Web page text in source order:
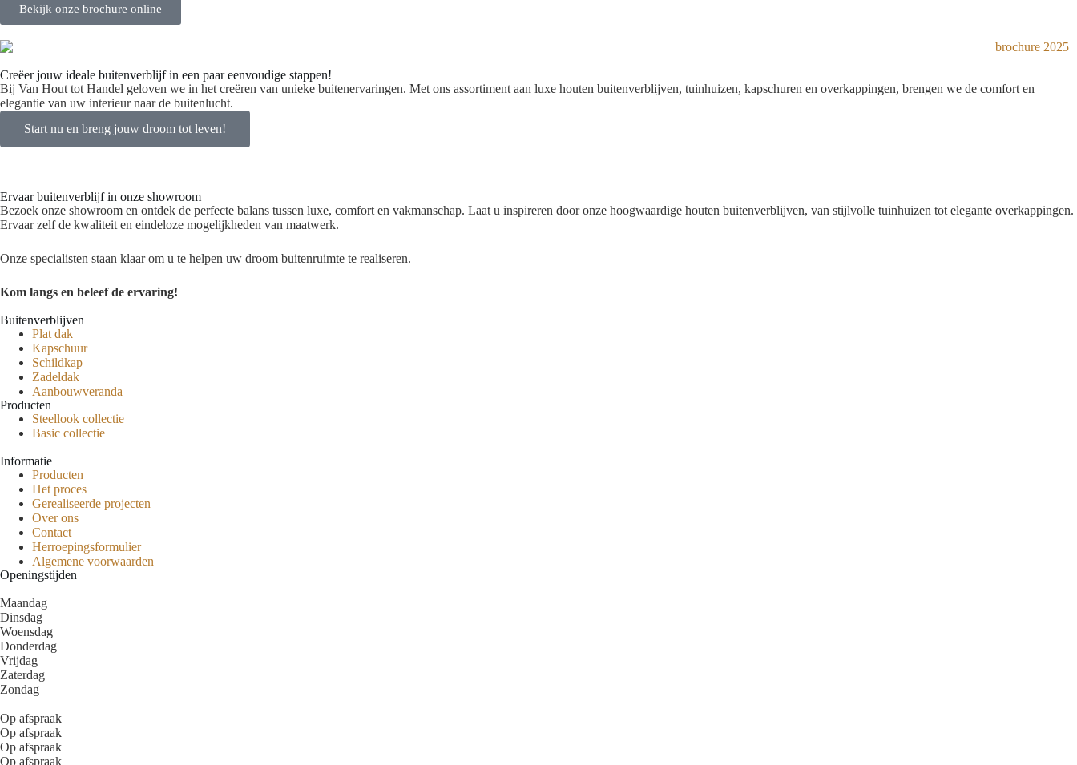
Bekijk onze brochure online
Creëer jouw ideale buitenverblijf in een paar eenvoudige stappen!
Bij Van Hout tot Handel geloven we in het creëren van unieke buitenervaringen. Met ons assortiment aan luxe houten buitenverblijven, tuinhuizen, kapschuren en overkappingen, brengen we de comfort en
elegantie van uw interieur naar de buitenlucht.
Start nu en breng jouw droom tot leven!
Ervaar buitenverblijf in onze showroom
Bezoek onze showroom en ontdek de perfecte balans tussen luxe, comfort en vakmanschap. Laat u inspireren door onze hoogwaardige houten buitenverblijven, van stijlvolle tuinhuizen tot elegante overkappingen.
Ervaar zelf de kwaliteit en eindeloze mogelijkheden van maatwerk.
Onze specialisten staan klaar om u te helpen uw droom buitenruimte te realiseren.
Kom langs en beleef de ervaring!
Buitenverblijven
Plat dak
Kapschuur
Schildkap
Zadeldak
Aanbouwveranda
Producten
Steellook collectie
Basic collectie
Informatie
Producten
Het proces
Gerealiseerde projecten
Over ons
Contact
Herroepingsformulier
Algemene voorwaarden
Openingstijden
Maandag
Dinsdag
Woensdag
Donderdag
Vrijdag
Zaterdag
Zondag
Op afspraak
Op afspraak
Op afspraak
Op afspraak